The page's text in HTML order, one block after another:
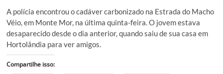
A polícia encontrou o cadáver carbonizado na Estrada do Macho
Véio, em Monte Mor, na última quinta-feira. O jovem estava
desaparecido desde o dia anterior, quando saiu de sua casa em
Hortolândia para ver amigos.
Compartilhe isso: